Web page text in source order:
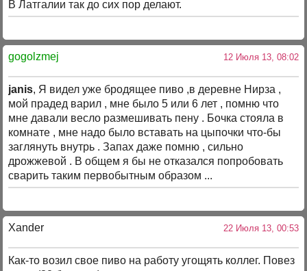
В Латгалии так до сих пор делают.
gogolzmej 12 Июля 13, 08:02
janis, Я видел уже бродящее пиво ,в деревне Нирза ,
мой прадед варил , мне было 5 или 6 лет , помню что
мне давали весло размешивать пену . Бочка стояла в
комнате , мне надо было вставать на цыпочки что-бы
заглянуть внутрь . Запах даже помню , сильно
дрожжевой . В общем я бы не отказался попробовать
сварить таким первобытным образом ...
Xander 22 Июля 13, 00:53
Как-то возил свое пиво на работу угощять коллег. Повез